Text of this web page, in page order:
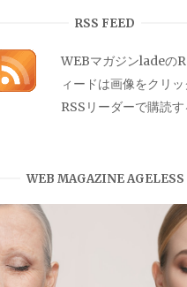
RSS FEED
WEBマガジンladeの
ィードは画像をクリッ
RSSリーダーで購読す
WEB MAGAZINE AGELESS